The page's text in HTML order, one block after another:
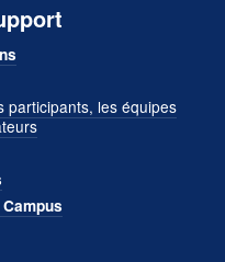
participants, les équipes